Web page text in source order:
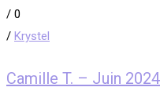
/ 0
/ Krystel
Camille T. – Juin 2024